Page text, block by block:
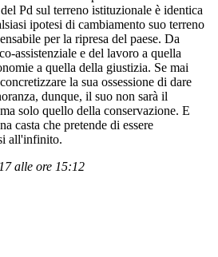
Pd sul terreno istituzionale è identica
ipotesi di cambiamento suo terreno
per la ripresa del paese. Da
assistenziale e del lavoro a quella
a quella della giustizia. Se mai
la sua ossessione di dare
dunque, il suo non sarà il
solo quello della conservazione. E
casta che pretende di essere
all'infinito.
alle ore 15:12